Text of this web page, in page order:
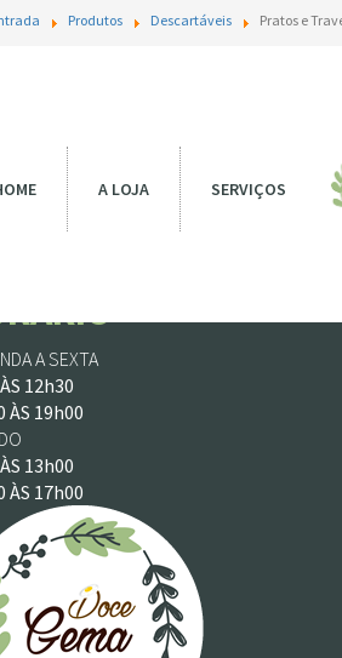
A LOJA SERVIÇOS
Produtos Descartáveis Pratos e
A SEXTA
12h30
ÀS 19h00
13h00
ÀS 17h00